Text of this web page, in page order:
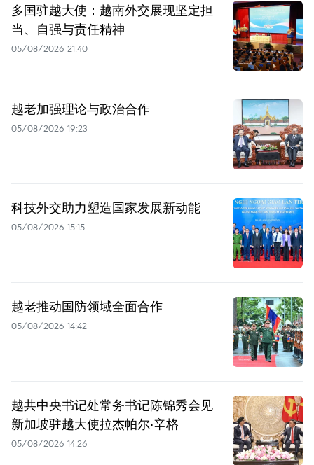
多国驻越大使：越南外交展现坚定担
当、自强与责任精神
05/08/2026 21:40
越老加强理论与政治合作
05/08/2026 19:23
科技外交助力塑造国家发展新动能
05/08/2026 15:15
越老推动国防领域全面合作
05/08/2026 14:42
越共中央书记处常务书记陈锦秀会见
新加坡驻越大使拉杰帕尔·辛格
05/08/2026 14:26